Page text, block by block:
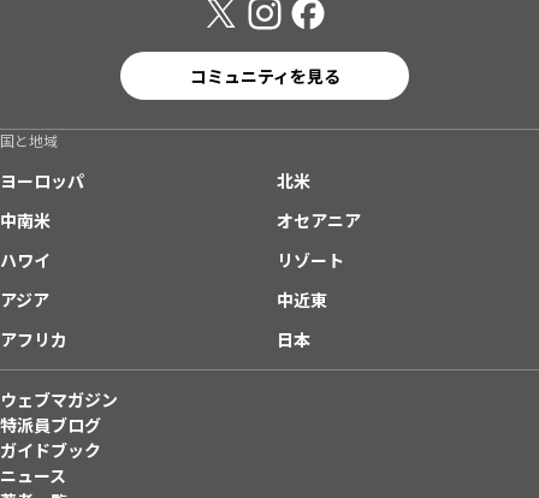
コミュニティを見る
国と地域
ヨーロッパ
北米
中南米
オセアニア
ハワイ
リゾート
アジア
中近東
アフリカ
日本
ウェブマガジン
特派員ブログ
ガイドブック
ニュース